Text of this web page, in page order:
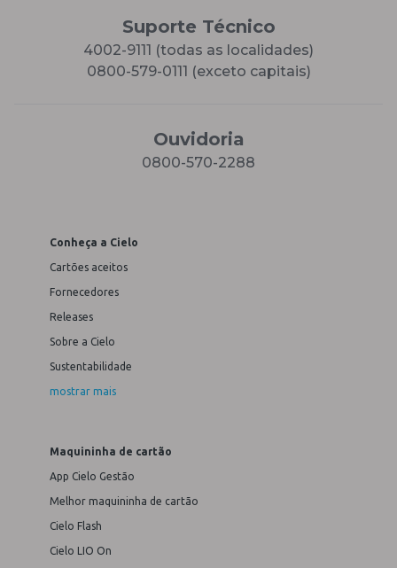
Suporte Técnico
4002-9111 (todas as localidades)
0800-579-0111 (exceto capitais)
Ouvidoria
0800-570-2288
Conheça a Cielo
Cartões aceitos
Fornecedores
Releases
Sobre a Cielo
Sustentabilidade
mostrar mais
Maquininha de cartão
App Cielo Gestão
Melhor maquininha de cartão
Cielo Flash
Cielo LIO On